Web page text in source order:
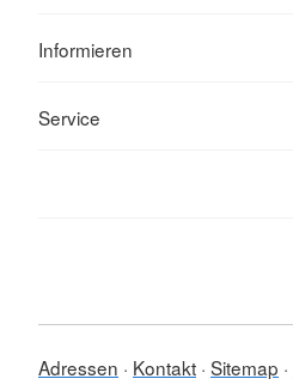
Informieren
Service
Adressen Kontakt Sitemap